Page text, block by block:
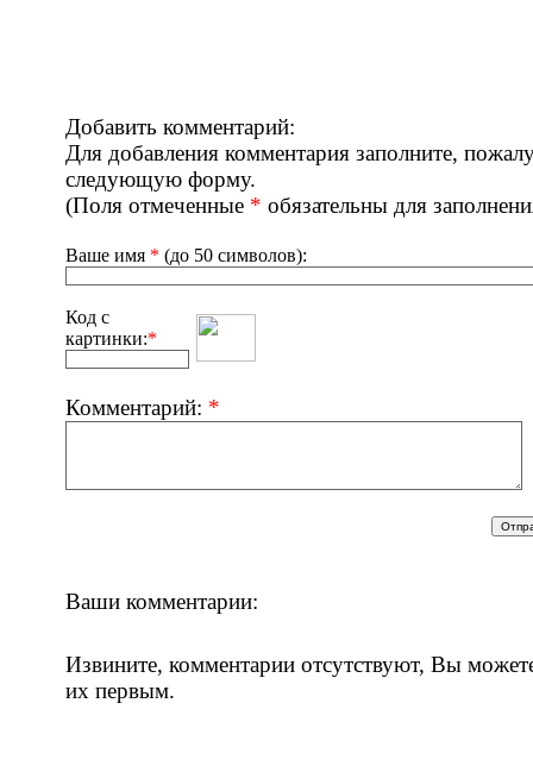
Добавить комментарий:
Для добавления комментария заполните,
следующую форму.
(Поля отмеченные * обязательны для
Ваше имя * (до 50 символов):
Код с
картинки:*
Комментарий: *
Ваши комментарии:
Извините, комментарии отсутствуют, Вы
их первым.